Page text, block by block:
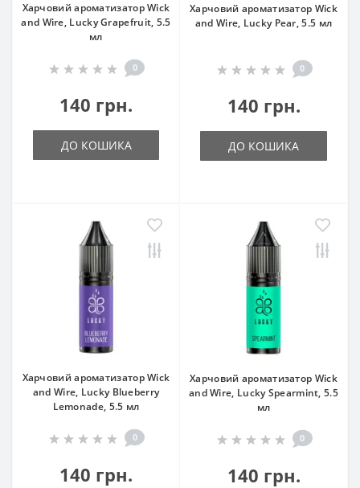
Харчовий ароматизатор Wick
and Wire, Lucky Grapefruit, 5.5
мл
0
140 грн.
ДО КОШИКА
Харчовий ароматизатор Wick
and Wire, Lucky Pear, 5.5 мл
0
140 грн.
ДО КОШИКА
Харчовий ароматизатор Wick
and Wire, Lucky Blueberry
Lemonade, 5.5 мл
0
140 грн.
Харчовий ароматизатор Wick
and Wire, Lucky Spearmint, 5.5
мл
0
140 грн.